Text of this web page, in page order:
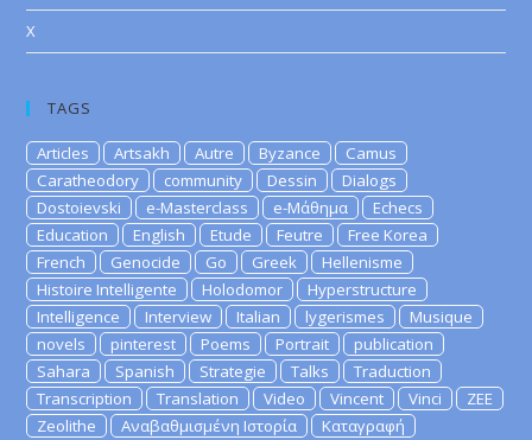
X
TAGS
Articles Artsakh Autre Byzance
Camus
Caratheodory
community Dessin
Dialogs
Dostoievski
e-Masterclass e-Μάθημα
Echecs
Education
English Etude Feutre
Free Korea
French
Genocide Go Greek
Hellenisme
Histoire Intelligente
Holodomor
Hyperstructure
Intelligence
Interview Italian lygerismes
Musique
novels
pinterest Poems Portrait
publication
Sahara
Spanish Strategie Talks
Traduction
Transcription
Translation Video Vincent Vinci
ZEE
Zeolithe
Αναβαθμισμένη Ιστορία Καταγραφή